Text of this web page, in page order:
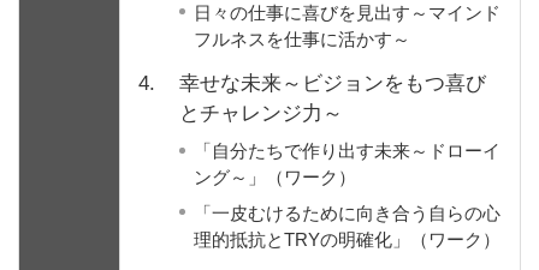
日々の仕事に喜びを見出す～マインド
フルネスを仕事に活かす～
4.
幸せな未来～ビジョンをもつ喜び
とチャレンジ力～
「自分たちで作り出す未来～ドローイ
ング～」（ワーク）
「一皮むけるために向き合う自らの心
理的抵抗とTRYの明確化」（ワーク）